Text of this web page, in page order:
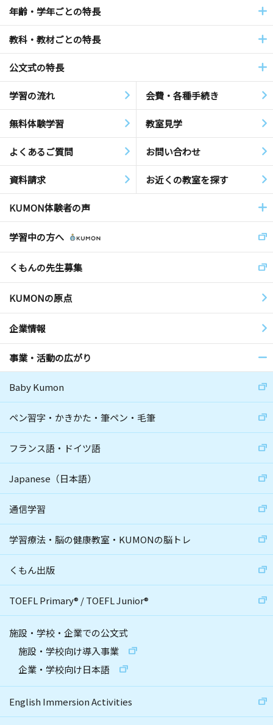
年齢・学年ごとの特長
教科・教材ごとの特長
公文式の特長
学習の流れ 会費・各種手続き
無料体験学習 教室見学
よくあるご質問 お問い合わせ
資料請求 お近くの教室を探す
KUMON体験者の声
学習中の方へ
くもんの先生募集
KUMONの原点
企業情報
事業・活動の広がり
Baby Kumon
ペン習字・かきかた・筆ペン・毛筆
フランス語・ドイツ語
Japanese（日本語）
通信学習
学習療法・脳の健康教室・KUMONの脳トレ
くもん出版
TOEFL Primary® /TOEFL Junior®
施設・学校・企業での公文式
施設・学校向け導入事業
企業・学校向け日本語
English Immersion Activities